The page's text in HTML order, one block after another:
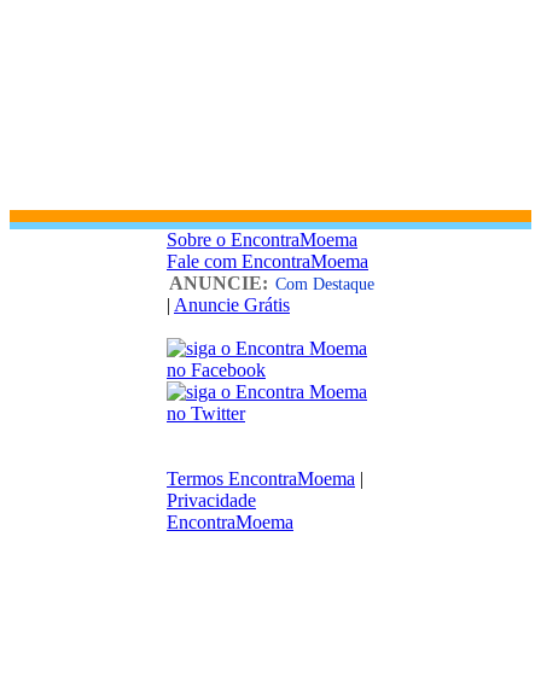
Sobre o EncontraMoema
Fale com EncontraMoema
ANUNCIE: Com Destaque
| Anuncie Grátis
Termos EncontraMoema |
Privacidade
EncontraMoema